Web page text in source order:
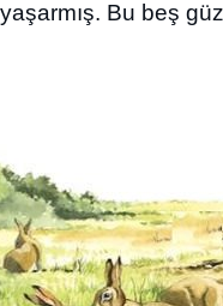
Bu beş